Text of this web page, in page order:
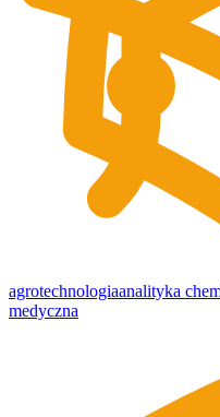
agrotechnologiaanalityka
medyczna